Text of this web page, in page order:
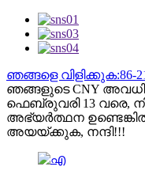
ഞങ്ങളെ വിളിക്കുക:86-
ഞങ്ങളുടെ CNY
ഫെബ്രുവരി 13 വരെ,
അഭ്യർത്ഥന
അയയ്ക്കുക, നന്ദി!!!